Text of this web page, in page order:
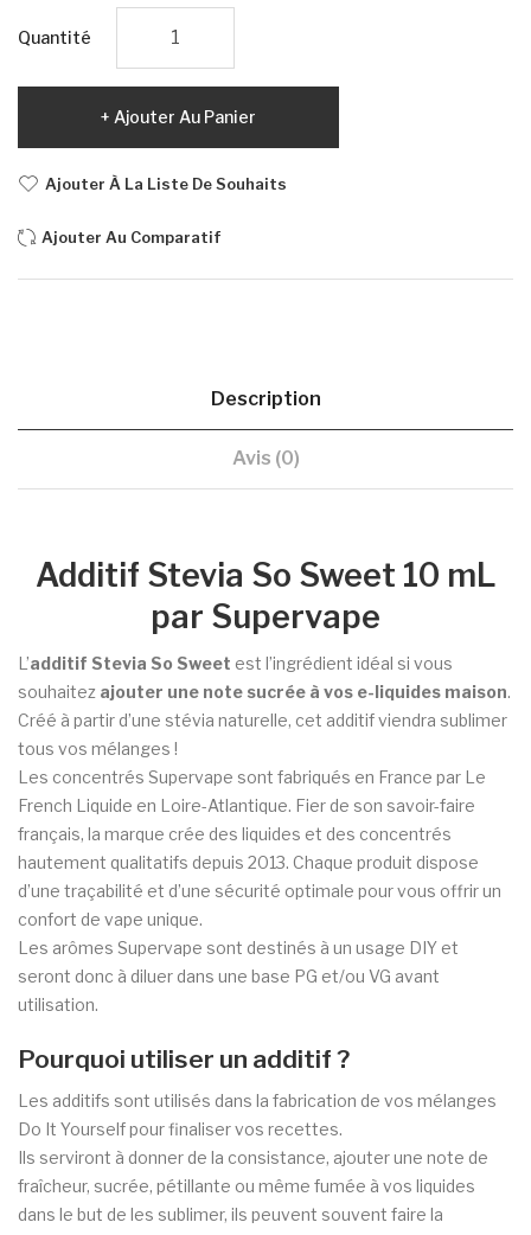
Quantité
Ajouter Au Panier
Ajouter À La Liste De Souhaits
Ajouter Au Comparatif
Description
Avis (0)
Additif Stevia So Sweet 10 mL
par Supervape
L’additif Stevia So Sweet est l’ingrédient idéal si vous
souhaitez ajouter une note sucrée à vos e-liquides maison.
Créé à partir d’une stévia naturelle, cet additif viendra sublimer
tous vos mélanges !
Les concentrés Supervape sont fabriqués en France par Le
French Liquide en Loire-Atlantique. Fier de son savoir-faire
français, la marque crée des liquides et des concentrés
hautement qualitatifs depuis 2013. Chaque produit dispose
d’une traçabilité et d’une sécurité optimale pour vous offrir un
confort de vape unique.
Les arômes Supervape sont destinés à un usage DIY et
seront donc à diluer dans une base PG et/ou VG avant
utilisation.
Pourquoi utiliser un additif ?
Les additifs sont utilisés dans la fabrication de vos mélanges
Do It Yourself pour finaliser vos recettes.
Ils serviront à donner de la consistance, ajouter une note de
fraîcheur, sucrée, pétillante ou même fumée à vos liquides
dans le but de les sublimer, ils peuvent souvent faire la